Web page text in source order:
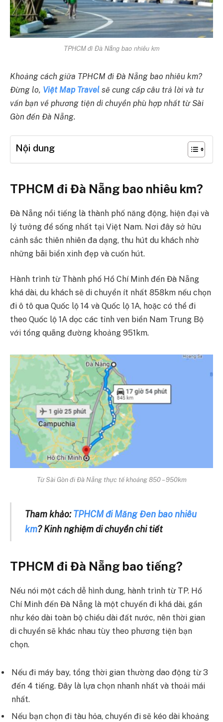
TPHCM đi Đà Nẵng bao nhiêu km
Khoảng cách giữa TPHCM đi Đà Nẵng bao nhiêu km?
Đừng lo, Việt Map Travel sẽ cung cấp câu trả lời và tư
vấn bạn về phương tiện di chuyển phù hợp nhất từ Sài
Gòn đến Đà Nẵng.
Nội dung
TPHCM đi Đà Nẵng bao nhiêu km?
Đà Nẵng nổi tiếng là thành phố năng động, hiện đại và
lý tưởng để sống nhất tại Việt Nam. Nơi đây sở hữu
cảnh sắc thiên nhiên đa dạng, thu hút du khách nhờ
những bãi biển xinh đẹp và cuốn hút.
Hành trình từ Thành phố Hồ Chí Minh đến Đà Nẵng
khá dài, du khách sẽ di chuyển ít nhất 858km nếu chọn
đi ô tô qua Quốc lộ 14 và Quốc lộ 1A, hoặc có thể đi
theo Quốc lộ 1A dọc các tỉnh ven biển Nam Trung Bộ
với tổng quãng đường khoảng 951km.
Từ Sài Gòn đi Đà Nẵng thực tế khoảng 850 – 950km
Tham khảo:TPHCM đi Măng Đen bao nhiêu
km? Kinh nghiệm di chuyển chi tiết
TPHCM đi Đà Nẵng bao tiếng?
Nếu nói một cách dễ hình dung, hành trình từ TP. Hồ
Chí Minh đến Đà Nẵng là một chuyến đi khá dài, gần
như kéo dài toàn bộ chiều dài đất nước, nên thời gian
di chuyển sẽ khác nhau tùy theo phương tiện bạn
chọn.
Nếu đi máy bay, tổng thời gian thường dao động từ 3
đến 4 tiếng. Đây là lựa chọn nhanh nhất và thoải mái
nhất.
Nếu bạn chọn đi tàu hỏa, chuyến đi sẽ kéo dài khoảng